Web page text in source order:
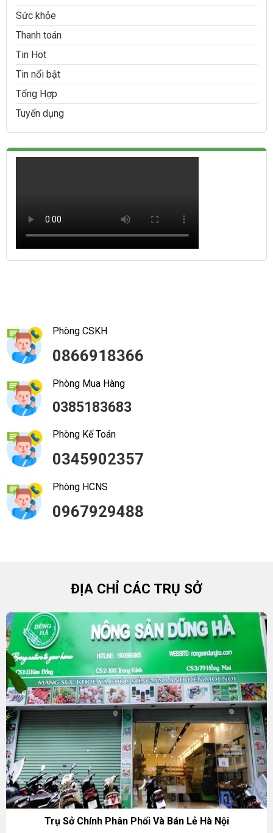
Sức khỏe
Thanh toán
Tin Hot
Tin nổi bật
Tổng Hợp
Tuyển dụng
Phòng CSKH
0866918366
Phòng Mua Hàng
0385183683
Phòng Kế Toán
0345902357
Phòng HCNS
0967929488
ĐỊA CHỈ CÁC TRỤ SỞ
Trụ Sở Chính Phân Phối Và Bán Lẻ Hà Nội